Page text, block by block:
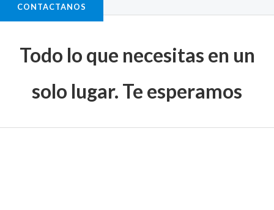
CONTACTANOS
Todo lo que necesitas en un
solo lugar. Te esperamos